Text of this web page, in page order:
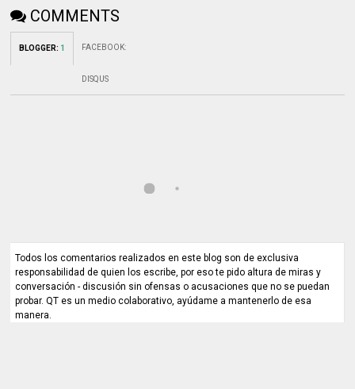
COMMENTS
BLOGGER: 1 FACEBOOK:
DISQUS
Todos los comentarios realizados en este blog son de exclusiva
responsabilidad de quien los escribe, por eso te pido altura de miras y
conversación - discusión sin ofensas o acusaciones que no se puedan
probar. QT es un medio colaborativo, ayúdame a mantenerlo de esa
manera.